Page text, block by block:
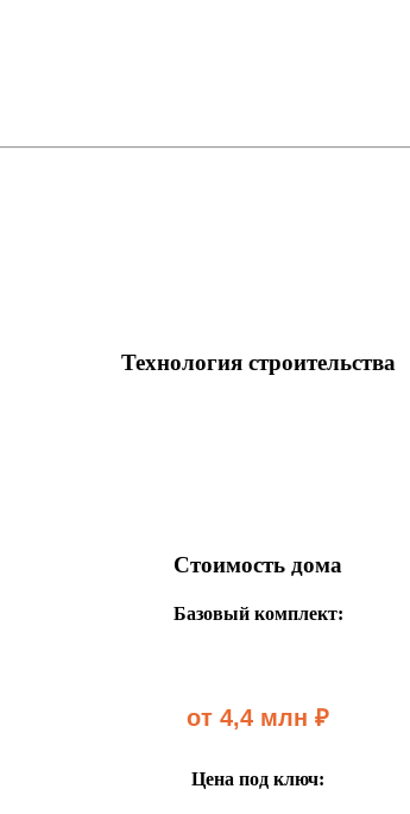
Технология строительства
Стоимость дома
Базовый комплект:
от 4,4 млн ₽
Цена под ключ: